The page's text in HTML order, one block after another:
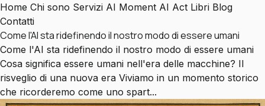
Home Chi sono Servizi AI Moment AI Act Libri Blog
Contatti
Come l'AI sta ridefinendo il nostro modo di essere umani
Come l'AI sta ridefinendo il nostro modo di essere umani
Cosa significa essere umani nell'era delle macchine? Il
risveglio di una nuova era Viviamo in un momento storico
che ricorderemo come uno spart...